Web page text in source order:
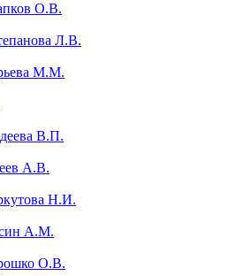
О.В.
Л.В.
М.М.
В.П.
А.В.
Н.И.
А.М.
О.В.